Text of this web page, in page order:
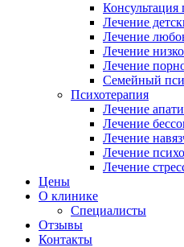
Консультация
Лечение
Лечение
Лечение
Лечение
Семейный
Психотерапия
Лечение
Лечение
Лечение
Лечение
Лечение
Цены
О клинике
Специалисты
Отзывы
Контакты